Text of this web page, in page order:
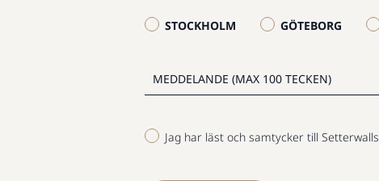
STOCKHOLM GÖTEBORG
Jag har läst och samtycker till Setterwalls